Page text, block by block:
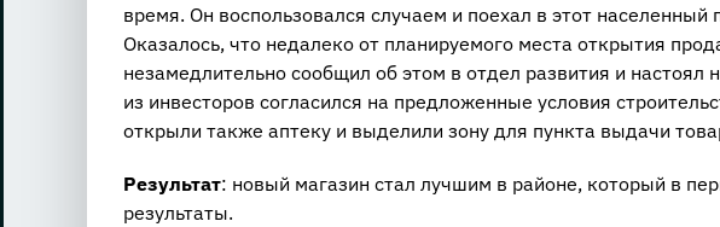
время. Он воспользовался случаем и поехал в этот
Оказалось, что недалеко от планируемого места открытия
незамедлительно сообщил об этом в отдел развития и настоял
из инвесторов согласился на предложенные условия
открыли также аптеку и выделили зону для пункта выдачи
Результат: новый магазин стал лучшим в районе, который в
результаты.